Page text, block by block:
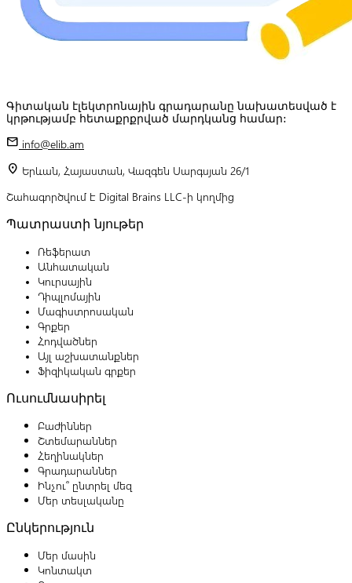
Գիտական էլեկտրոնային գրադարանը նախատեսված է
կրթությամբ հետաքրքրված մարդկանց համար:
mail info@elib.am
location_on Երևան, Հայաստան, Վազգեն Սարգսյան 26/1
Շահագործվում է Digital Brains LLC-ի կողմից
Պատրաստի նյութեր
Ռեֆերատ
Անհատական
Կուրսային
Դիպլոմային
Մագիստրոսական
Գրքեր
Հոդվածներ
Այլ աշխատանքներ
Ֆիզիկական գրքեր
Ուսումնասիրել
Բաժիններ
Շտեմարաններ
Հեղինակներ
Գրադարաններ
Ինչու՞ ընտրել մեզ
Մեր տեսլականը
Ընկերություն
Մեր մասին
Կոնտակտ